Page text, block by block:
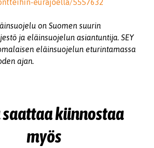
eurajoella/5557632
on Suomen suurin
ja eläinsuojelun asiantuntija. SEY
eläinsuojelun eturintamassa
ajan.
saattaa kiinnostaa
myös